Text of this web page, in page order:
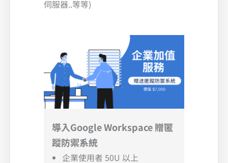
伺服器..等等)
導入Google Workspace 贈匿
蹤防禦系統
企業使用者 50U 以上